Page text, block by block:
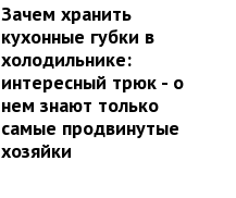
Зачем хранить
кухонные губки в
холодильнике:
интересный трюк - о
нем знают только
самые продвинутые
хозяйки